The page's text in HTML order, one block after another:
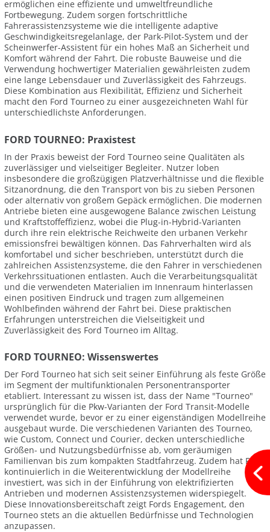
ermöglichen eine effiziente und umweltfreundliche
Fortbewegung. Zudem sorgen fortschrittliche
Fahrerassistenzsysteme wie die intelligente adaptive
Geschwindigkeitsregelanlage, der Park-Pilot-System und der
Scheinwerfer-Assistent für ein hohes Maß an Sicherheit und
Komfort während der Fahrt. Die robuste Bauweise und die
Verwendung hochwertiger Materialien gewährleisten zudem
eine lange Lebensdauer und Zuverlässigkeit des Fahrzeugs.
Diese Kombination aus Flexibilität, Effizienz und Sicherheit
macht den Ford Tourneo zu einer ausgezeichneten Wahl für
unterschiedlichste Anforderungen.
FORD TOURNEO: Praxistest
In der Praxis beweist der Ford Tourneo seine Qualitäten als
zuverlässiger und vielseitiger Begleiter. Nutzer loben
insbesondere die großzügigen Platzverhältnisse und die flexible
Sitzanordnung, die den Transport von bis zu sieben Personen
oder alternativ von großem Gepäck ermöglichen. Die modernen
Antriebe bieten eine ausgewogene Balance zwischen Leistung
und Kraftstoffeffizienz, wobei die Plug-in-Hybrid-Varianten
durch ihre rein elektrische Reichweite den urbanen Verkehr
emissionsfrei bewältigen können. Das Fahrverhalten wird als
komfortabel und sicher beschrieben, unterstützt durch die
zahlreichen Assistenzsysteme, die den Fahrer in verschiedenen
Verkehrssituationen entlasten. Auch die Verarbeitungsqualität
und die verwendeten Materialien im Innenraum hinterlassen
einen positiven Eindruck und tragen zum allgemeinen
Wohlbefinden während der Fahrt bei. Diese praktischen
Erfahrungen unterstreichen die Vielseitigkeit und
Zuverlässigkeit des Ford Tourneo im Alltag.
FORD TOURNEO: Wissenswertes
Der Ford Tourneo hat sich seit seiner Einführung als feste Größe
im Segment der multifunktionalen Personentransporter
etabliert. Interessant zu wissen ist, dass der Name "Tourneo"
ursprünglich für die Pkw-Varianten der Ford Transit-Modelle
verwendet wurde, bevor er zu einer eigenständigen Modellreihe
ausgebaut wurde. Die verschiedenen Varianten des Tourneo,
wie Custom, Connect und Courier, decken unterschiedliche
Größen- und Nutzungsbedürfnisse ab, vom geräumigen
Familienvan bis zum kompakten Stadtfahrzeug. Zudem hat Ford
kontinuierlich in die Weiterentwicklung der Modellreihe
investiert, was sich in der Einführung von elektrifizierten
Antrieben und modernen Assistenzsystemen widerspiegelt.
Diese Innovationsbereitschaft zeigt Fords Engagement, den
Tourneo stets an die aktuellen Bedürfnisse und Technologien
anzupassen.